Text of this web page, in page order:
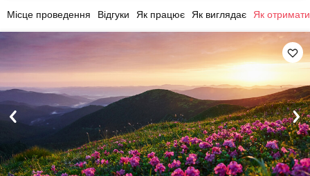
Місце проведення Відгуки Як працює Як виглядає Як отримати